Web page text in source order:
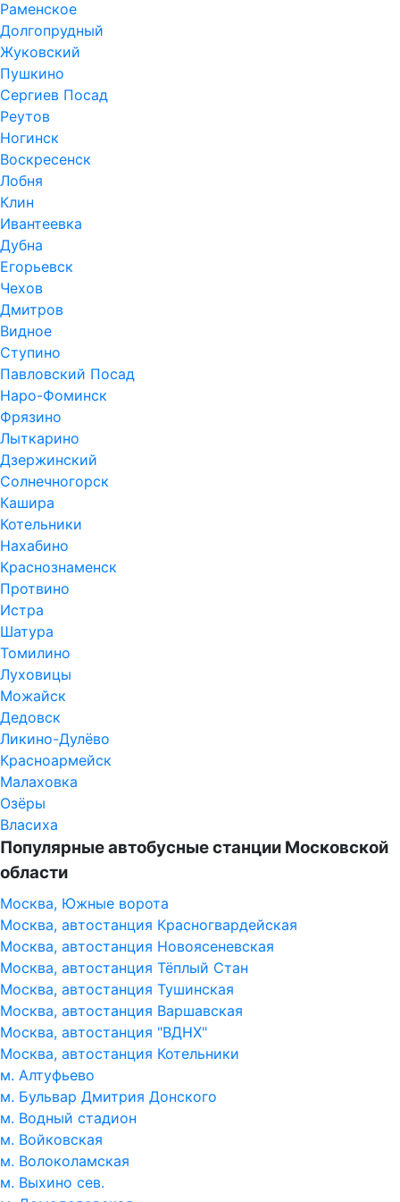
Раменское
Долгопрудный
Жуковский
Пушкино
Сергиев Посад
Реутов
Ногинск
Воскресенск
Лобня
Клин
Ивантеевка
Дубна
Егорьевск
Чехов
Дмитров
Видное
Ступино
Павловский Посад
Наро-Фоминск
Фрязино
Лыткарино
Дзержинский
Солнечногорск
Кашира
Котельники
Нахабино
Краснознаменск
Протвино
Истра
Шатура
Томилино
Луховицы
Можайск
Дедовск
Ликино-Дулёво
Красноармейск
Малаховка
Озёры
Власиха
Популярные автобусные станции Московской
области
Москва, Южные ворота
Москва, автостанция Красногвардейская
Москва, автостанция Новоясеневская
Москва, автостанция Тёплый Стан
Москва, автостанция Тушинская
Москва, автостанция Варшавская
Москва, автостанция "ВДНХ"
Москва, автостанция Котельники
м. Алтуфьево
м. Бульвар Дмитрия Донского
м. Водный стадион
м. Войковская
м. Волоколамская
м. Выхино сев.